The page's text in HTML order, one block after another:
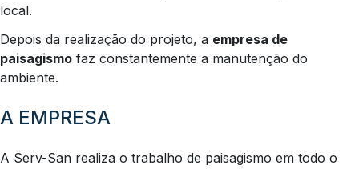
local.
Depois da realização do projeto, a empresa de
paisagismo faz constantemente a manutenção do
ambiente.
A EMPRESA
A Serv-San realiza o trabalho de paisagismo em todo o